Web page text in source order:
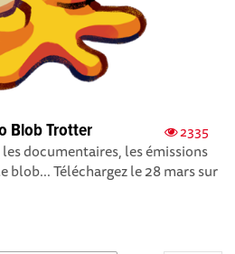
2335
Blob Trotter
documentaires, les émissions
blob... Téléchargez le 28 mars sur